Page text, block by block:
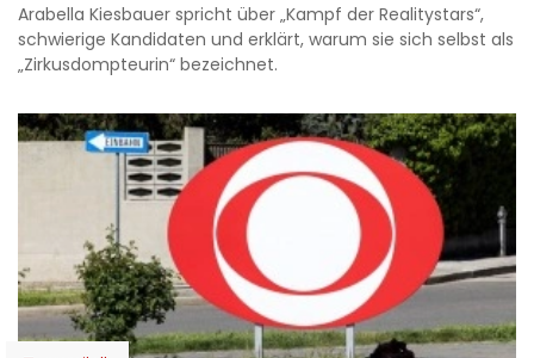
Arabella Kiesbauer spricht über „Kampf der Realitystars“,
schwierige Kandidaten und erklärt, warum sie sich selbst als
„Zirkusdompteurin“ bezeichnet.